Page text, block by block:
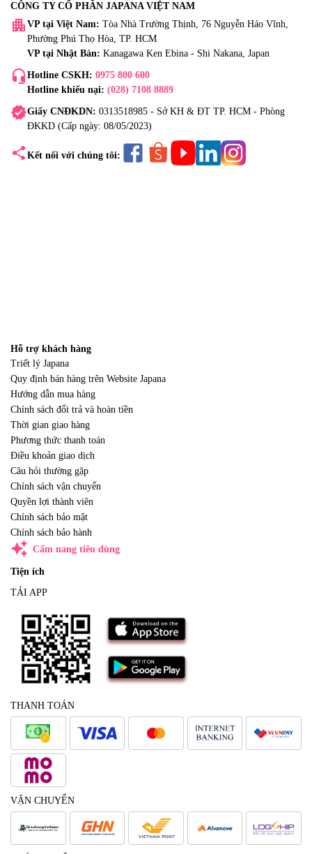
CÔNG TY CỔ PHẦN JAPANA VIỆT NAM
apartment VP tại Việt Nam: Tòa Nhà Trường Thịnh, 76 Nguyễn Háo Vĩnh,
Phường Phú Thọ Hòa, TP. HCM
VP tại Nhật Bản: Kanagawa Ken Ebina - Shi Nakana, Japan
headset_mic Hotline CSKH: 0975 800 600
Hotline khiếu nại: (028) 7108 8889
verifiedGiấy CNĐKDN: 0313518985 - Sở KH & ĐT TP. HCM - Phòng
ĐKKD (Cấp ngày: 08/05/2023)
share Kết nối với chúng tôi:
Hỗ trợ khách hàng
Triết lý Japana
Quy định bán hàng trên Website Japana
Hướng dẫn mua hàng
Chính sách đổi trả và hoàn tiền
Thời gian giao hàng
Phương thức thanh toán
Điều khoản giao dịch
Câu hỏi thường gặp
Chính sách vận chuyển
Quyền lợi thành viên
Chính sách bảo mật
Chính sách bảo hành
auto_awesome Cẩm nang tiêu dùng
Tiện ích
TẢI APP
THANH TOÁN
VẬN CHUYỂN